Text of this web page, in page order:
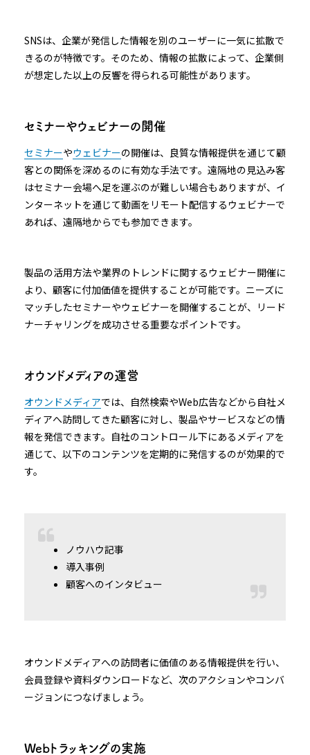
SNSは、企業が発信した情報を別のユーザーに一気に拡散で
きるのが特徴です。そのため、情報の拡散によって、企業側
が想定した以上の反響を得られる可能性があります。
セミナーやウェビナーの開催
セミナーやウェビナーの開催は、良質な情報提供を通じて顧
客との関係を深めるのに有効な手法です。遠隔地の見込み客
はセミナー会場へ足を運ぶのが難しい場合もありますが、イ
ンターネットを通じて動画をリモート配信するウェビナーで
あれば、遠隔地からでも参加できます。
製品の活用方法や業界のトレンドに関するウェビナー開催に
より、顧客に付加価値を提供することが可能です。ニーズに
マッチしたセミナーやウェビナーを開催することが、リード
ナーチャリングを成功させる重要なポイントです。
オウンドメディアの運営
オウンドメディアでは、自然検索やWeb広告などから自社メ
ディアへ訪問してきた顧客に対し、製品やサービスなどの情
報を発信できます。自社のコントロール下にあるメディアを
通じて、以下のコンテンツを定期的に発信するのが効果的で
す。
ノウハウ記事
導入事例
顧客へのインタビュー
オウンドメディアへの訪問者に価値のある情報提供を行い、
会員登録や資料ダウンロードなど、次のアクションやコンバ
ージョンにつなげましょう。
Webトラッキングの実施